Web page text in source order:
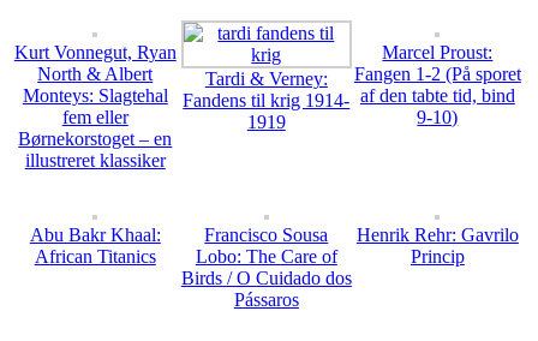
Kurt Vonnegut, Ryan
North & Albert
Monteys: Slagtehal
fem eller
Børnekorstoget – en
illustreret klassiker
Tardi & Verney:
Fandens til krig 1914-
1919
Marcel Proust:
Fangen 1-2 (På sporet
af den tabte tid, bind
9-10)
Abu Bakr Khaal:
African Titanics
Francisco Sousa
Lobo: The Care of
Birds / O Cuidado dos
Pássaros
Henrik Rehr: Gavrilo
Princip